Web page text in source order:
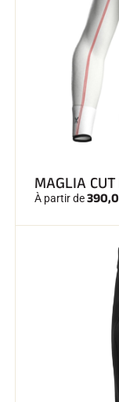
MAGLIA
À partir de